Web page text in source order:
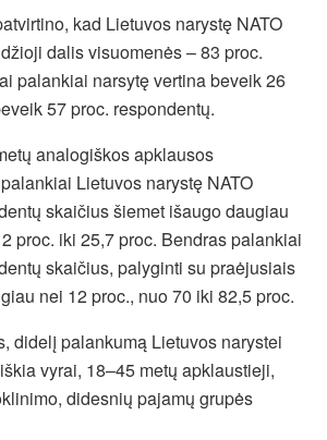
kad Lietuvos narystę NATO
dalis visuomenės – 83 proc.
palankiai narsytę vertina beveik 26
57 proc. respondentų.
analogiškos apklausos
Lietuvos narystę NATO
skaičius šiemet išaugo daugiau
proc. iki 25,7 proc. Bendras palankiai
skaičius, palyginti su praėjusiais
nei 12 proc., nuo 70 iki 82,5 proc.
didelį palankumą Lietuvos narystei
vyrai, 18–45 metų apklaustieji,
didesnių pajamų grupės